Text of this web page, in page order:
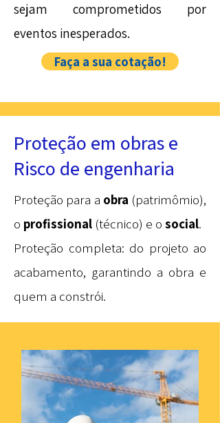
sejam comprometidos por
eventos inesperados.
Faça a sua cotação!
Proteção em obras e
Risco de engenharia
Proteção para a obra (patrimômio),
o profissional (técnico) e o social.
Proteção completa: do projeto ao
acabamento, garantindo a obra e
quem a constrói.